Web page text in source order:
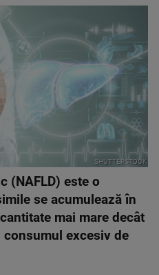
SHUTTERSTOCK
(NAFLD) este o
se acumulează în
mai mare decât
excesiv de